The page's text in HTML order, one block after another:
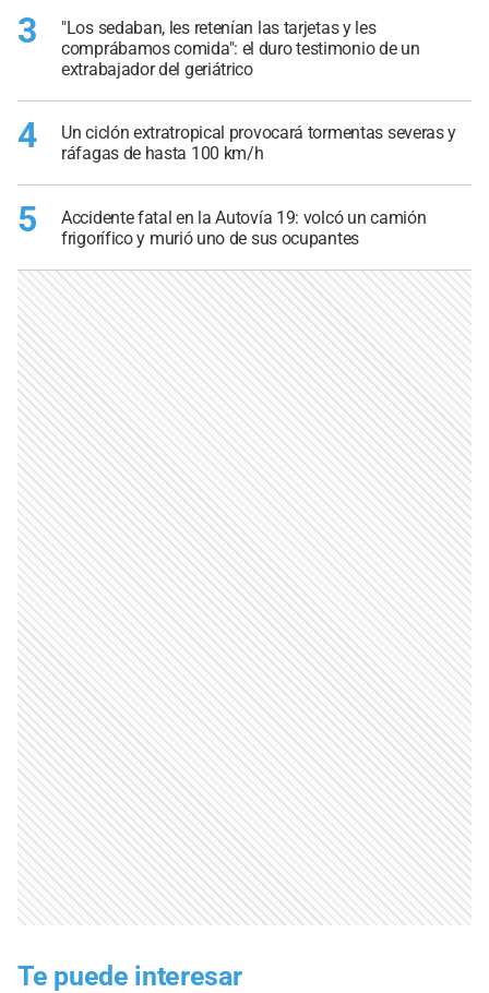
3
"Los sedaban, les retenían las tarjetas y les
comprábamos comida": el duro testimonio de un
extrabajador del geriátrico
4
Un ciclón extratropical provocará tormentas severas y
ráfagas de hasta 100 km/h
5
Accidente fatal en la Autovía 19: volcó un camión
frigorífico y murió uno de sus ocupantes
Te puede interesar